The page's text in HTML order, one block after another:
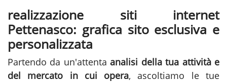
realizzazione siti internet
Pettenasco: grafica sito esclusiva e
personalizzata
Partendo da un'attentaanalisi della tua attività e
del mercato in cui opera, ascoltiamo le tue